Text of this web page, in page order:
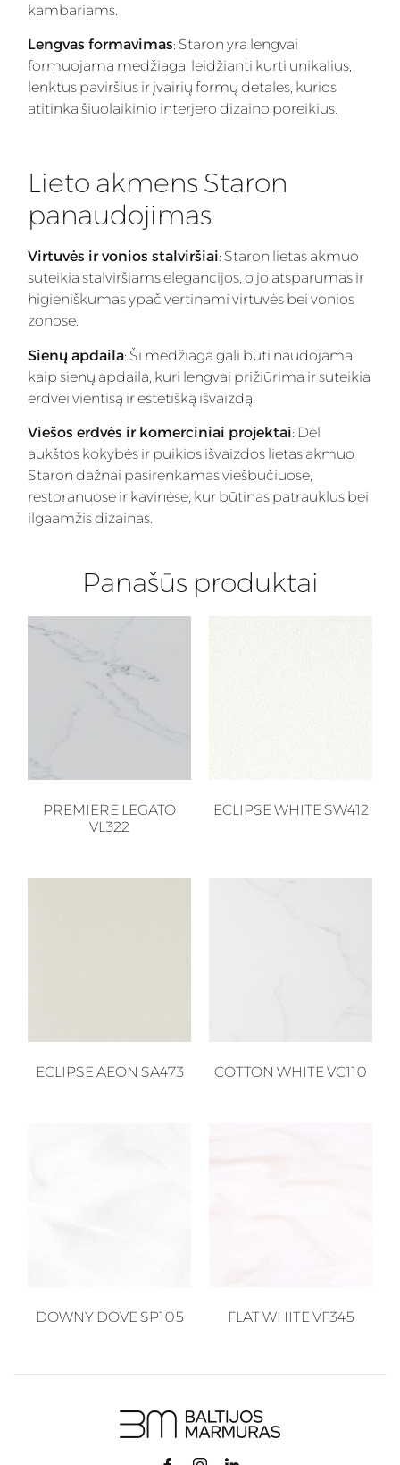
kambariams.
Lengvas formavimas: Staron yra lengvai
formuojama medžiaga, leidžianti kurti unikalius,
lenktus paviršius ir įvairių formų detales, kurios
atitinka šiuolaikinio interjero dizaino poreikius.
Lieto akmens Staron
panaudojimas
Virtuvės ir vonios stalviršiai: Staron lietas akmuo
suteikia stalviršiams elegancijos, o jo atsparumas ir
higieniškumas ypač vertinami virtuvės bei vonios
zonose.
Sienų apdaila: Ši medžiaga gali būti naudojama
kaip sienų apdaila, kuri lengvai prižiūrima ir suteikia
erdvei vientisą ir estetišką išvaizdą.
Viešos erdvės ir komerciniai projektai: Dėl
aukštos kokybės ir puikios išvaizdos lietas akmuo
Staron dažnai pasirenkamas viešbučiuose,
restoranuose ir kavinėse, kur būtinas patrauklus bei
ilgaamžis dizainas.
Panašūs produktai
PREMIERE LEGATO
VL322
ECLIPSE WHITE SW412
ECLIPSE AEON SA473 COTTON WHITE VC110
DOWNY DOVE SP105 FLAT WHITE VF345